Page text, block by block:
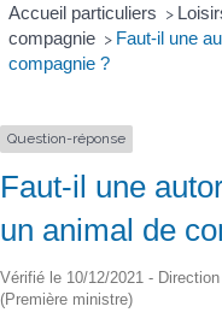
Accueil particuliers >
compagnie > Faut-il une
compagnie ?
Question-réponse
Faut-il une
un animal de
Vérifié le 10/12/2021 -
(Première ministre)